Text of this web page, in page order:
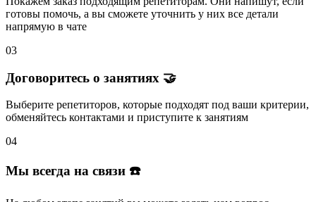
готовы помочь, а вы сможете уточнить у них все детали
напрямую в чате
03
Договоритесь о занятиях 🤝
Выберите репетиторов, которые подходят под ваши критерии,
обменяйтесь контактами и приступите к занятиям
04
Мы всегда на связи ☎️